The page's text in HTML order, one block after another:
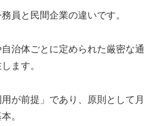
員と民間企業の違いです。
治体ごとに定められた厳密な通
ます。
が前提」であり、原則として月
。